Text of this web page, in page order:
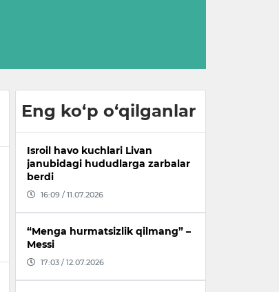
Eng ko‘p o‘qilganlar
Isroil havo kuchlari Livan
janubidagi hududlarga zarbalar
berdi
16:09 / 11.07.2026
“Menga hurmatsizlik qilmang” –
Messi
17:03 / 12.07.2026